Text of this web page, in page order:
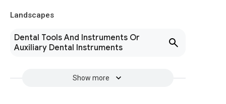
Landscapes
Dental Tools And Instruments Or
Auxiliary Dental Instruments
Show more